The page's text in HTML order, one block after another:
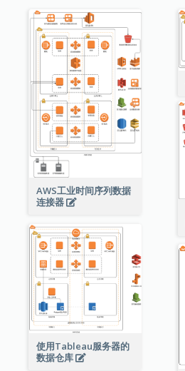
AWS工业时间序列数据
连接器
使用Tableau服务器的
数据仓库